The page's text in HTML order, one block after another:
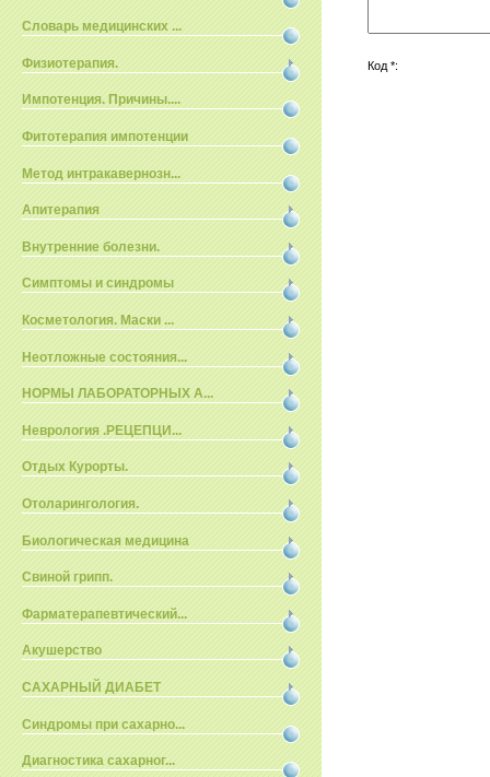
Словарь медицинских ...
Физиотерапия.
Импотенция. Причины....
Фитотерапия импотенции
Метод интракавернозн...
Апитерапия
Внутренние болезни.
Симптомы и синдромы
Косметология. Маски ...
Неотложные состояния...
НОРМЫ ЛАБОРАТОРНЫХ А...
Неврология .РЕЦЕПЦИ...
Отдых Курорты.
Отоларингология.
Биологическая медицина
Свиной грипп.
Фарматерапевтический...
Акушерство
САХАРНЫЙ ДИАБЕТ
Синдромы при сахарно...
Диагностика сахарног...
Код *: